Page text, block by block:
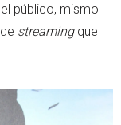
público, mismo
streamingque